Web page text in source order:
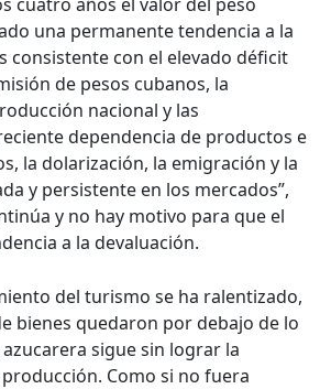
una permanente tendencia a la
consistente con el elevado déficit
de pesos cubanos, la
nacional y las
dependencia de productos e
la dolarización, la emigración y la
y persistente en los mercados”,
y no hay motivo para que el
a la devaluación.
del turismo se ha ralentizado,
bienes quedaron por debajo de lo
sigue sin lograr la
Como si no fuera